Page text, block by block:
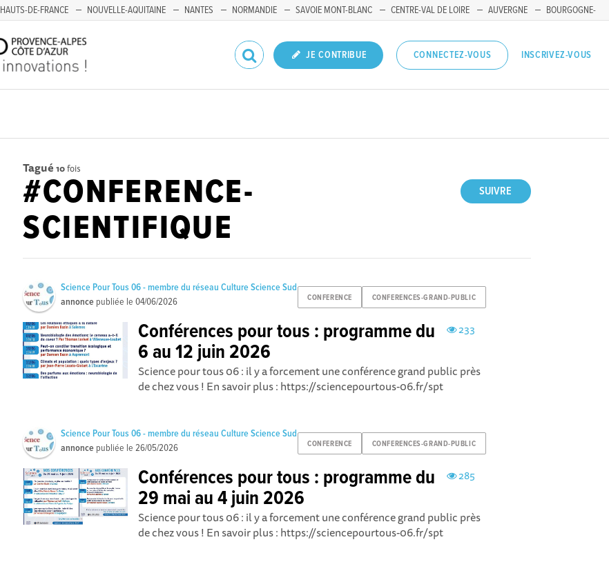
HAUTS-DE-FRANCE NOUVELLE-AQUITAINE NANTES NORMANDIE SAVOIE MONT-BLANC CENTRE-VAL DE LOIRE AUVERGNE
BOURGOGNE-
JE CONTRIBUE CONNECTEZ-VOUS INSCRIVEZ-VOUS
Tagué 10fois
SUIVRE
#CONFERENCE-
SCIENTIFIQUE
CONFERENCE CONFERENCES-GRAND-PUBLIC
Science Pour Tous 06 - membre du réseau Culture Science Sud
annonce publiée le04/06/2026
233
Conférences pour tous : programme du
6 au 12 juin 2026
Science pour tous 06 : il y a forcement une conférence grand public près
de chez vous ! En savoir plus : https://sciencepourtous-06.fr/spt
CONFERENCE CONFERENCES-GRAND-PUBLIC
Science Pour Tous 06 - membre du réseau Culture Science Sud
annonce publiée le26/05/2026
285
Conférences pour tous : programme du
29 mai au 4 juin 2026
Science pour tous 06 : il y a forcement une conférence grand public près
de chez vous ! En savoir plus : https://sciencepourtous-06.fr/spt